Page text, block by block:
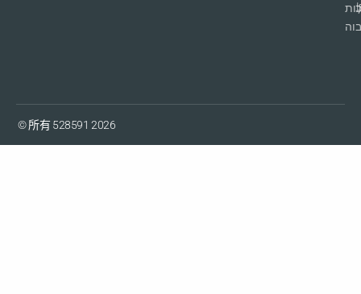
© 所有 528591 2026